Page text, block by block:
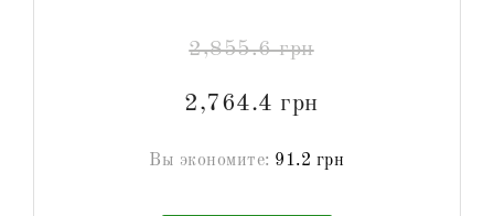
2,855.6 грн
2,764.4 грн
Вы экономите: 91.2 грн